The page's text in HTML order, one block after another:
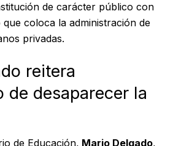
de carácter público con
coloca la administración de
privadas.
reitera
de desaparecer la
de Educación, Mario Delgado,